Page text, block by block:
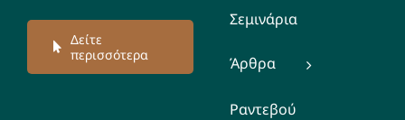
Δείτε
περισσότερα
Σεμινάρια
Άρθρα
Ραντεβού